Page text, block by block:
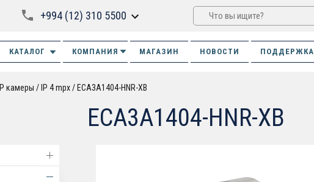
+994 (12) 310 5500
КАТАЛОГ КОМПАНИЯ МАГАЗИН НОВОСТИ ПОДДЕРЖКА
IP камеры IP 4 mpx ECA3A1404-HNR-XB
ECA3A1404-HNR-XB